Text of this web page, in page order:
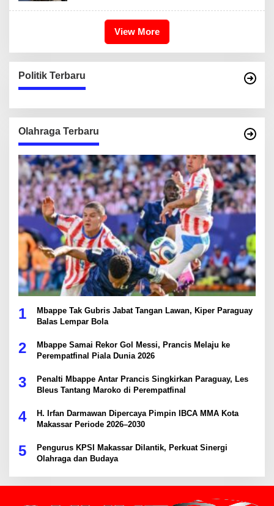
View More
Politik Terbaru
Olahraga Terbaru
1
Mbappe Tak Gubris Jabat Tangan Lawan, Kiper Paraguay
Balas Lempar Bola
2
Mbappe Samai Rekor Gol Messi, Prancis Melaju ke
Perempatfinal Piala Dunia 2026
3
Penalti Mbappe Antar Prancis Singkirkan Paraguay, Les
Bleus Tantang Maroko di Perempatfinal
4
H. Irfan Darmawan Dipercaya Pimpin IBCA MMA Kota
Makassar Periode 2026–2030
5
Pengurus KPSI Makassar Dilantik, Perkuat Sinergi
Olahraga dan Budaya